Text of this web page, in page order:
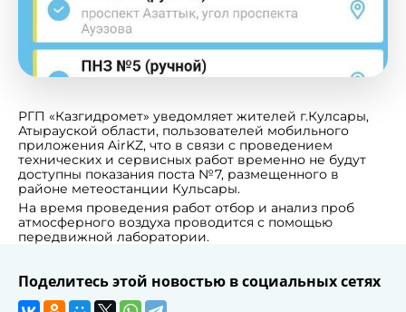
РГП «Казгидромет» уведомляет жителей г.Кулсары,
Атырауской области, пользователей мобильного
приложения AirKZ, что в связи с проведением
технических и сервисных работ временно не будут
доступны показания поста №7, размещенного в
районе метеостанции Кульсары.
На время проведения работ отбор и анализ проб
атмосферного воздуха проводится с помощью
передвижной лаборатории.
Поделитесь этой новостью в социальных сетях